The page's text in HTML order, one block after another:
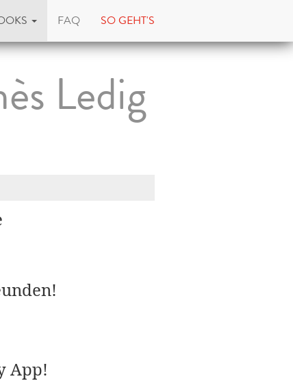
FAQ SO GEHT'S
Ledig
App!